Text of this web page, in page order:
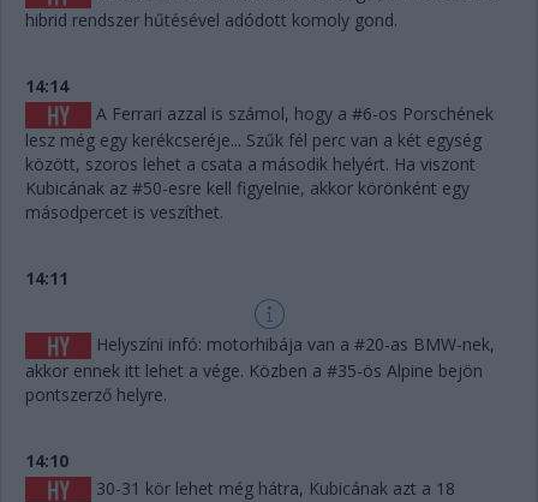
hibrid rendszer hűtésével adódott komoly gond.
14:14
A Ferrari azzal is számol, hogy a #6-os Porschének
lesz még egy kerékcseréje... Szűk fél perc van a két egység
között, szoros lehet a csata a második helyért. Ha viszont
Kubicának az #50-esre kell figyelnie, akkor körönként egy
másodpercet is veszíthet.
14:11
Helyszíni infó: motorhibája van a #20-as BMW-nek,
akkor ennek itt lehet a vége. Közben a #35-ös Alpine bejön
pontszerző helyre.
14:10
30-31 kör lehet még hátra, Kubicának azt a 18